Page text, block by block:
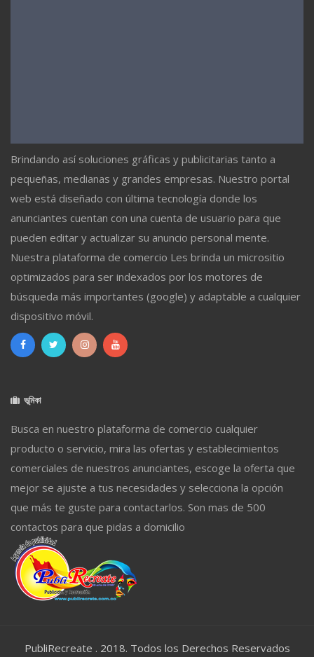
Brindando así soluciones gráficas y publicitarias tanto a
pequeñas, medianas y grandes empresas. Nuestro portal
web está diseñado con última tecnología donde los
anunciantes cuentan con una cuenta de usuario para que
pueden editar y actualizar su anuncio personal mente.
Nuestra plataforma de comercio Les brinda un micrositio
optimizados para ser indexados por los motores de
búsqueda más importantes (google) y adaptable a cualquier
dispositivo móvil.
ভূমিকা
Busca en nuestro plataforma de comercio cualquier
producto o servicio, mira las ofertas y establecimientos
comerciales de nuestros anunciantes, escoge la oferta que
mejor se ajuste a tus necesidades y selecciona la opción
que más te guste para contactarlos. Son mas de 500
contactos para que pidas a domicilio
PubliRecreate . 2018. Todos los Derechos Reservados